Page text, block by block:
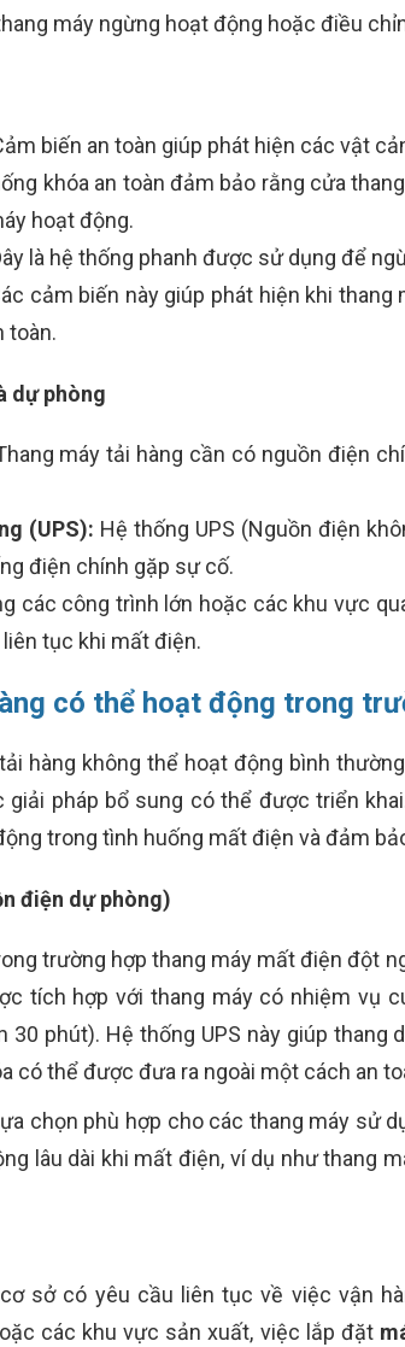
máy ngừng hoạt động hoặc điều
biến an toàn giúp phát hiện các vật
khóa an toàn đảm bảo rằng cửa
hoạt động.
là hệ thống phanh được sử dụng để
cảm biến này giúp phát hiện khi
toàn.
dự phòng
máy tải hàng cần có nguồn điện
(UPS): Hệ thống UPS (Nguồn điện
điện chính gặp sự cố.
các công trình lớn hoặc các khu vực
tục khi mất điện.
có thể hoạt động trong
hàng không thể hoạt động bình
pháp bổ sung có thể được triển
trong tình huống mất điện và đảm
điện dự phòng)
trường hợp thang máy mất điện đột
tích hợp với thang máy có nhiệm vụ
30 phút). Hệ thống UPS này giúp
có thể được đưa ra ngoài một cách an
chọn phù hợp cho các thang máy sử
lâu dài khi mất điện, ví dụ như thang
sở có yêu cầu liên tục về việc vận
các khu vực sản xuất, việc lắp đặt